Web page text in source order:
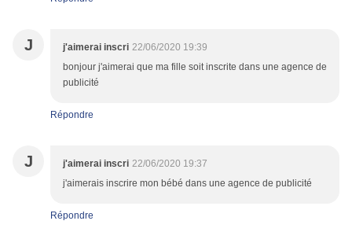
J j'aimerai inscri 22/06/2020 19:39
bonjour j'aimerai que ma fille soit inscrite dans une agence de
publicité
Répondre
J j'aimerai inscri 22/06/2020 19:37
j'aimerais inscrire mon bébé dans une agence de publicité
Répondre